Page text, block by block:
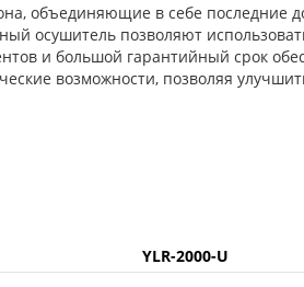
объединяющие в себе последние
осушитель позволяют
и большой гарантийный срок
возможности, позволяя
YLR-2000-U